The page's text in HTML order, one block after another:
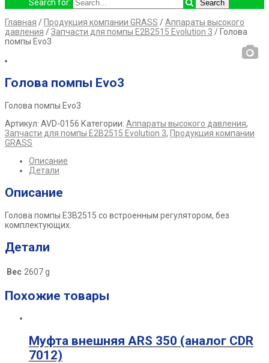
Search for:
Главная / Продукция компании GRASS /Аппараты высокого
давления /Запчасти для помпы E2B2515 Evolution 3 / Голова
помпы Evo3
Голова помпы Evo3
Голова помпы Evo3
Артикул: AVD-0156 Категории: Аппараты высокого давления,
Запчасти для помпы E2B2515 Evolution 3, Продукция компании
GRASS
Описание
Детали
Описание
Голова помпы E3B2515 со встроенным регулятором, без
комплектующих.
Детали
Вес 2607 g
Похожие товары
Муфта внешняя ARS 350 (аналог CDR
7012)